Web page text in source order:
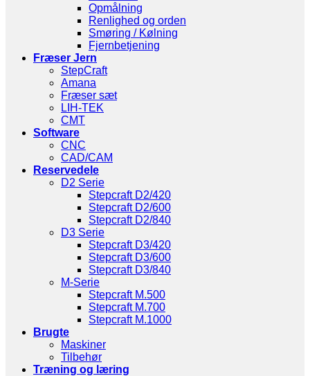
Opmålning
Renlighed og orden
Smøring / Kølning
Fjernbetjening
Fræser Jern
StepCraft
Amana
Fræser sæt
LIH-TEK
CMT
Software
CNC
CAD/CAM
Reservedele
D2 Serie
Stepcraft D2/420
Stepcraft D2/600
Stepcraft D2/840
D3 Serie
Stepcraft D3/420
Stepcraft D3/600
Stepcraft D3/840
M-Serie
Stepcraft M.500
Stepcraft M.700
Stepcraft M.1000
Brugte
Maskiner
Tilbehør
Træning og læring